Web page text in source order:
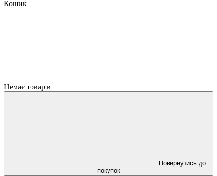
Кошик
Немає товарів
Повернутись до
покупок